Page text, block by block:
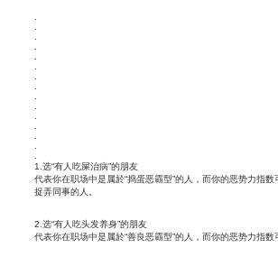
1.选“有人吃屎治病”的朋友
代表你在职场中是属於“捣蛋恶霸型”的人，而你的恶势力指
捉弄同事的人。
2.选“有人吃头发养身”的朋友
代表你在职场中是属於“善良恶霸型”的人，而你的恶势力指